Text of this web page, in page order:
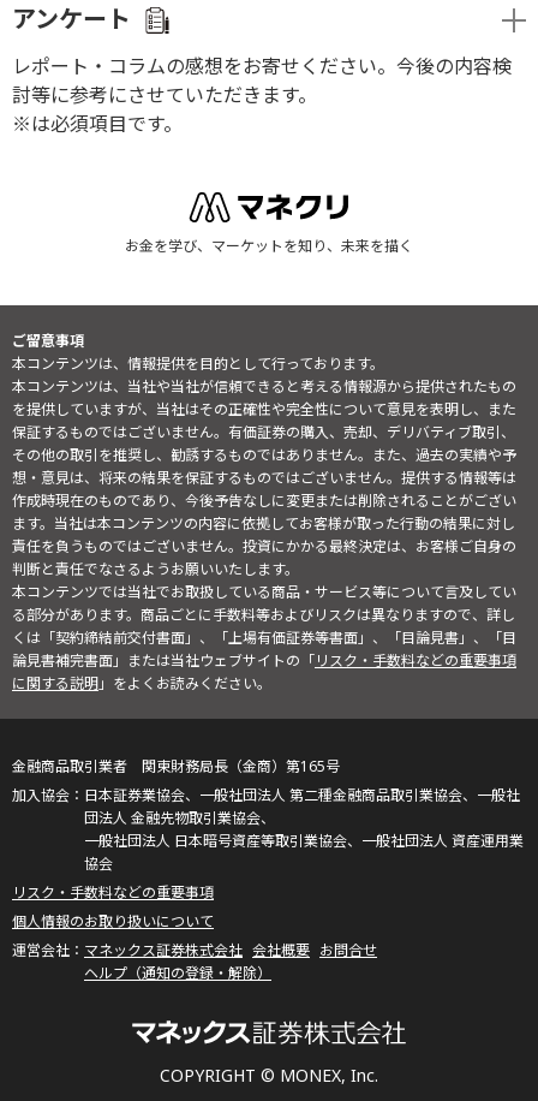
アンケート
レポート・コラムの感想をお寄せください。今後の内容検
討等に参考にさせていただきます。
※は必須項目です。
お金を学び、マーケットを知り、未来を描く
ご留意事項
本コンテンツは、情報提供を目的として行っております。
本コンテンツは、当社や当社が信頼できると考える情報源から提供されたもの
を提供していますが、当社はその正確性や完全性について意見を表明し、また
保証するものではございません。有価証券の購入、売却、デリバティブ取引、
その他の取引を推奨し、勧誘するものではありません。また、過去の実績や予
想・意見は、将来の結果を保証するものではございません。提供する情報等は
作成時現在のものであり、今後予告なしに変更または削除されることがござい
ます。当社は本コンテンツの内容に依拠してお客様が取った行動の結果に対し
責任を負うものではございません。投資にかかる最終決定は、お客様ご自身の
判断と責任でなさるようお願いいたします。
本コンテンツでは当社でお取扱している商品・サービス等について言及してい
る部分があります。商品ごとに手数料等およびリスクは異なりますので、詳し
くは「契約締結前交付書面」、「上場有価証券等書面」、「目論見書」、「目
論見書補完書面」または当社ウェブサイトの「リスク・手数料などの重要事項
に関する説明」をよくお読みください。
COPYRIGHT © MONEX, Inc.
金融商品取引業者 関東財務局長（金商）第165号
日本証券業協会、一般社団法人 第二種金融商品取引業協会、一般社
団法人 金融先物取引業協会、
一般社団法人 日本暗号資産等取引業協会、一般社団法人 資産運用業
協会
リスク・手数料などの重要事項
個人情報のお取り扱いについて
マネックス証券株式会社 会社概要 お問合せ
ヘルプ（通知の登録・解除）